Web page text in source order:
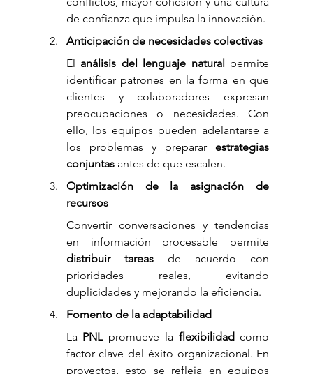
de confianza que impulsa la innovación.
Anticipación de necesidades colectivas
El análisis del lenguaje natural permite
identificar patrones en la forma en que
clientes y colaboradores expresan
preocupaciones o necesidades. Con
ello, los equipos pueden adelantarse a
los problemas y preparar estrategias
conjuntas antes de que escalen.
Optimización de la asignación de
recursos
Convertir conversaciones y tendencias
distribuir tareas de acuerdo con
prioridades reales, evitando
duplicidades y mejorando la eficiencia.
Fomento de la adaptabilidad
La PNL promueve la flexibilidad como
factor clave del éxito organizacional. En
proyectos, esto se refleja en equipos